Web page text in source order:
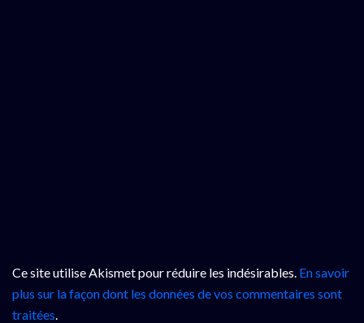
Ce site utilise Akismet pour réduire les indésirables. En savoir
plus sur la façon dont les données de vos commentaires sont
traitées.